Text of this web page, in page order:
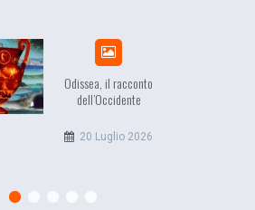
Odissea, il racconto
dell’Occidente
20 Luglio 2026